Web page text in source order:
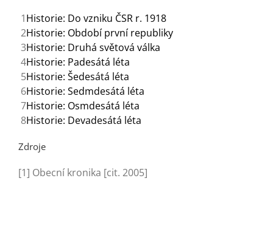
1Historie: Do vzniku ČSR r. 1918
2Historie: Období první republiky
3Historie: Druhá světová válka
4Historie: Padesátá léta
5Historie: Šedesátá léta
6Historie: Sedmdesátá léta
7Historie: Osmdesátá léta
8Historie: Devadesátá léta
Zdroje
[1] Obecní kronika [cit. 2005]